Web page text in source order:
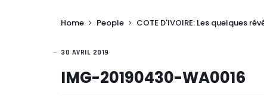
Home People COTE D'IVOIRE: Les quelques
30 AVRIL 2019
IMG-20190430-WA0016